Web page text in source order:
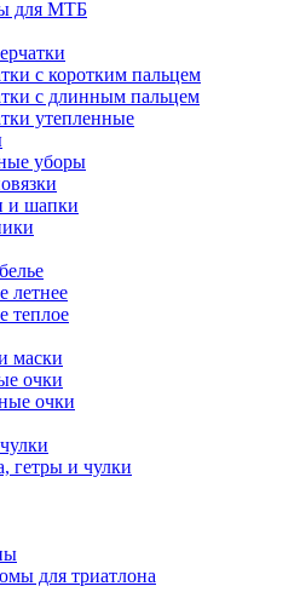
для МТБ
с коротким пальцем
с длинным пальцем
утепленные
уборы
и шапки
летнее
теплое
маски
очки
очки
гетры и чулки
для триатлона